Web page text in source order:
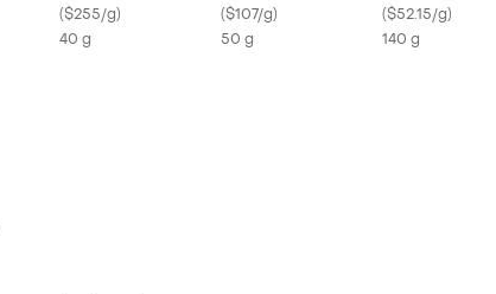
($255/g)
40 g
($107/g)
50 g
($52.15/g)
140 g